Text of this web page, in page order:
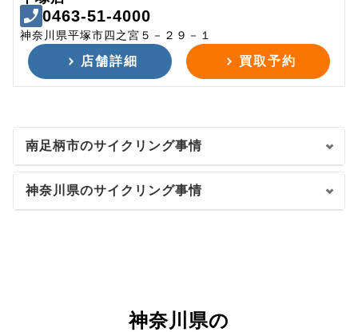
0463-51-4000
神奈川県平塚市四之宮５－２９－１
店舗詳細 買取予約
南足柄市のサイクリング事情
神奈川県のサイクリング事情
神奈川県の